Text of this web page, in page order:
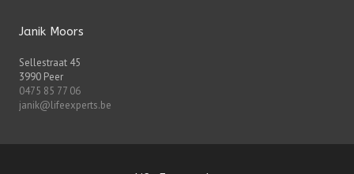
Janik Moors
Sellestraat 45
3990 Peer
0475 85 77 06
janik@lifeexperts.be